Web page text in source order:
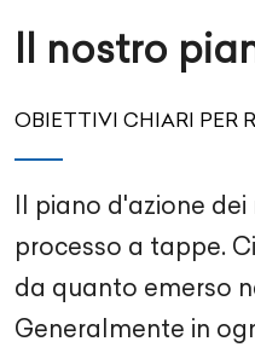
Il nostro
OBIETTIVI CHIARI PER
Il piano d'azione
processo a tappe.
da quanto emerso
Generalmente in